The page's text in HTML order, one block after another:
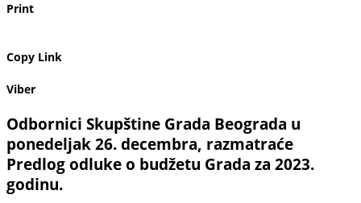
Print
Copy Link
Viber
Odbornici Skupštine Grada Beograda u
ponedeljak 26. decembra, razmatraće
Predlog odluke o budžetu Grada za 2023.
godinu.